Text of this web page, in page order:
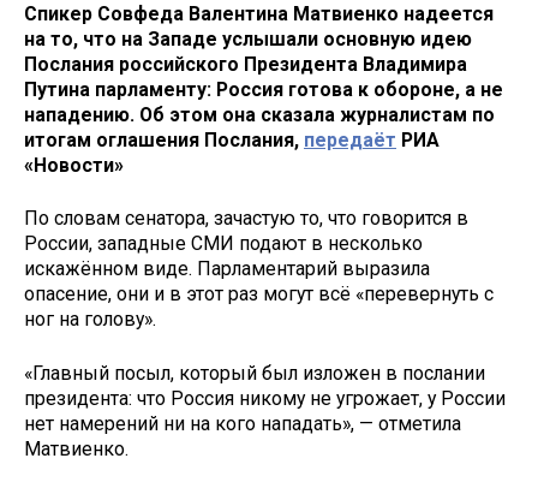
Спикер Совфеда Валентина Матвиенко надеется
на то, что на Западе услышали основную идею
Послания российского Президента Владимира
Путина парламенту: Россия готова к обороне, а не
нападению. Об этом она сказала журналистам по
итогам оглашения Послания, передаёт РИА
«Новости»
По словам сенатора, зачастую то, что говорится в
России, западные СМИ подают в несколько
искажённом виде. Парламентарий выразила
опасение, они и в этот раз могут всё «перевернуть с
ног на голову».
«Главный посыл, который был изложен в послании
президента: что Россия никому не угрожает, у России
нет намерений ни на кого нападать», — отметила
Матвиенко.